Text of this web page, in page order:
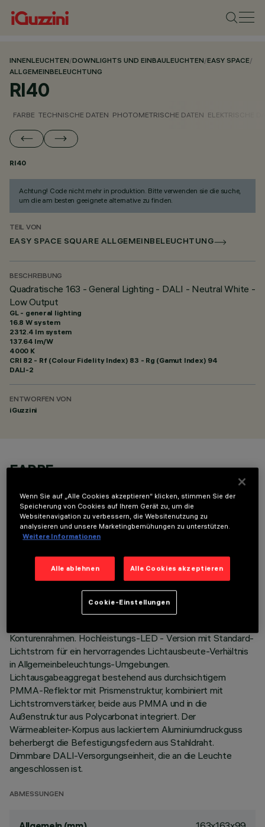
INNENLEUCHTEN/DOWNLIGHTS UND EINBAULEUCHTEN/EASY SPACE/
ALLGEMEINBELEUCHTUNG
RI40
FARBE TECHNISCHE DATEN PHOTOMETRISCHE DATEN ELEKTRISCHE
RI40
Achtung! Code nicht mehr in produktion. Bitte verwenden sie die suche,
um die am besten geeignete alternative zu finden.
TEIL VON
EASY SPACE SQUARE ALLGEMEINBELEUCHTUNG
BESCHREIBUNG
Quadratische 163 - General Lighting - DALI - Neutral White -
Low Output
GL - general lighting
16.8 W system
2312.4 lm system
137.64 lm/W
4000 K
CRI 82 - Rf (Colour Fidelity Index) 83 - Rg (Gamut Index) 94
DALI-2
ENTWORFEN VON
iGuzzini
FARBE
TECHNISCHE DATEN
LETZTES UPDATE: 06.08.2026
Konturenrahmen. Hochleistungs-LED - Version mit Standard-
Lichtstrom für ein hervorragendes Lichtausbeute-Verhältnis
in Allgemeinbeleuchtungs-Umgebungen.
Lichtausgabeaggregat bestehend aus durchsichtigem
PMMA-Reflektor mit Prismenstruktur, kombiniert mit
Lichtstromverstärker, beide aus PMMA und in die
Außenstruktur aus Polycarbonat integriert. Der
Wärmeableiter-Korpus aus lackiertem Aluminiumdruckguss
beherbergt die Befestigungsfedern aus Stahldraht.
Dimmbare DALI-Versorgungseinheit, die an die Leuchte
angeschlossen ist.
ABMESSUNGEN
Wenn Sie auf „Alle Cookies akzeptieren“ klicken, stimmen Sie der
Speicherung von Cookies auf Ihrem Gerät zu, um die
Websitenavigation zu verbessern, die Websitenutzung zu
analysieren und unsere Marketingbemühungen zu unterstützen.
Weitere Informationen
Alle ablehnen Alle Cookies akzeptieren
Cookie-Einstellungen